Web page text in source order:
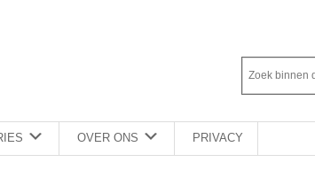
Rechts
Z
o
e
k
Z
o
k
b
OVER ONS PRIVACY